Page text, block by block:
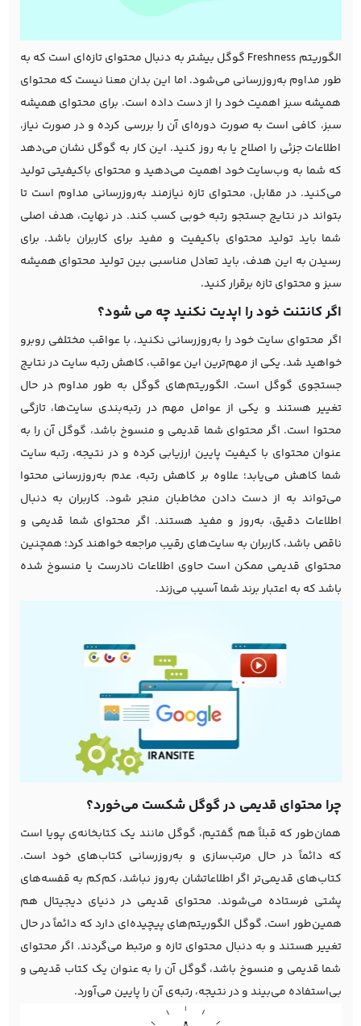
الگوریتم Freshness گوگل بیشتر به دنبال محتوای تازه‌ای است که به
طور مداوم به‌روزرسانی می‌شود. اما این بدان معنا نیست که محتوای
همیشه سبز اهمیت خود را از دست داده است. برای محتوای همیشه
سبز، کافی است به صورت دوره‌ای آن را بررسی کرده و در صورت نیاز،
اطلاعات جزئی را اصلاح یا به روز کنید. این کار به گوگل نشان می‌دهد
که شما به وب‌سایت خود اهمیت می‌دهید و محتوای باکیفیتی تولید
می‌کنید. در مقابل، محتوای تازه نیازمند به‌روزرسانی مداوم است تا
بتواند در نتایج جستجو رتبه خوبی کسب کند. در نهایت، هدف اصلی
شما باید تولید محتوای باکیفیت و مفید برای کاربران باشد. برای
رسیدن به این هدف، باید تعادل مناسبی بین تولید محتوای همیشه
سبز و محتوای تازه برقرار کنید.
اگر کانتنت خود را اپدیت نکنید چه می شود؟
اگر محتوای سایت خود را به‌روزرسانی نکنید، با عواقب مختلفی روبرو
خواهید شد. یکی از مهم‌ترین این عواقب، کاهش رتبه سایت در نتایج
جستجوی گوگل است. الگوریتم‌های گوگل به طور مداوم در حال
تغییر هستند و یکی از عوامل مهم در رتبه‌بندی سایت‌ها، تازگی
محتوا است. اگر محتوای شما قدیمی و منسوخ باشد، گوگل آن را به
عنوان محتوای با کیفیت پایین ارزیابی کرده و در نتیجه، رتبه سایت
شما کاهش می‌یابد؛ علاوه بر کاهش رتبه، عدم به‌روزرسانی محتوا
می‌تواند به از دست دادن مخاطبان منجر شود. کاربران به دنبال
اطلاعات دقیق، به‌روز و مفید هستند. اگر محتوای شما قدیمی و
ناقص باشد، کاربران به سایت‌های رقیب مراجعه خواهند کرد؛ همچنین
محتوای قدیمی ممکن است حاوی اطلاعات نادرست یا منسوخ شده
باشد که به اعتبار برند شما آسیب می‌زند.
چرا محتوای قدیمی در گوگل شکست می‌خورد؟
همان‌طور که قبلاً هم گفتیم، گوگل مانند یک کتابخانه‌ی پویا است
که دائماً در حال مرتب‌سازی و به‌روزرسانی کتاب‌های خود است.
کتاب‌های قدیمی‌تر اگر اطلاعاتشان به‌روز نباشد، کم‌کم به قفسه‌های
پشتی فرستاده می‌شوند. محتوای قدیمی در دنیای دیجیتال هم
همین‌طور است. گوگل الگوریتم‌های پیچیده‌ای دارد که دائماً در حال
تغییر هستند و به دنبال محتوای تازه و مرتبط می‌گردند. اگر محتوای
شما قدیمی و منسوخ باشد، گوگل آن را به عنوان یک کتاب قدیمی و
بی‌استفاده می‌بیند و در نتیجه، رتبه‌ی آن را پایین می‌آورد.